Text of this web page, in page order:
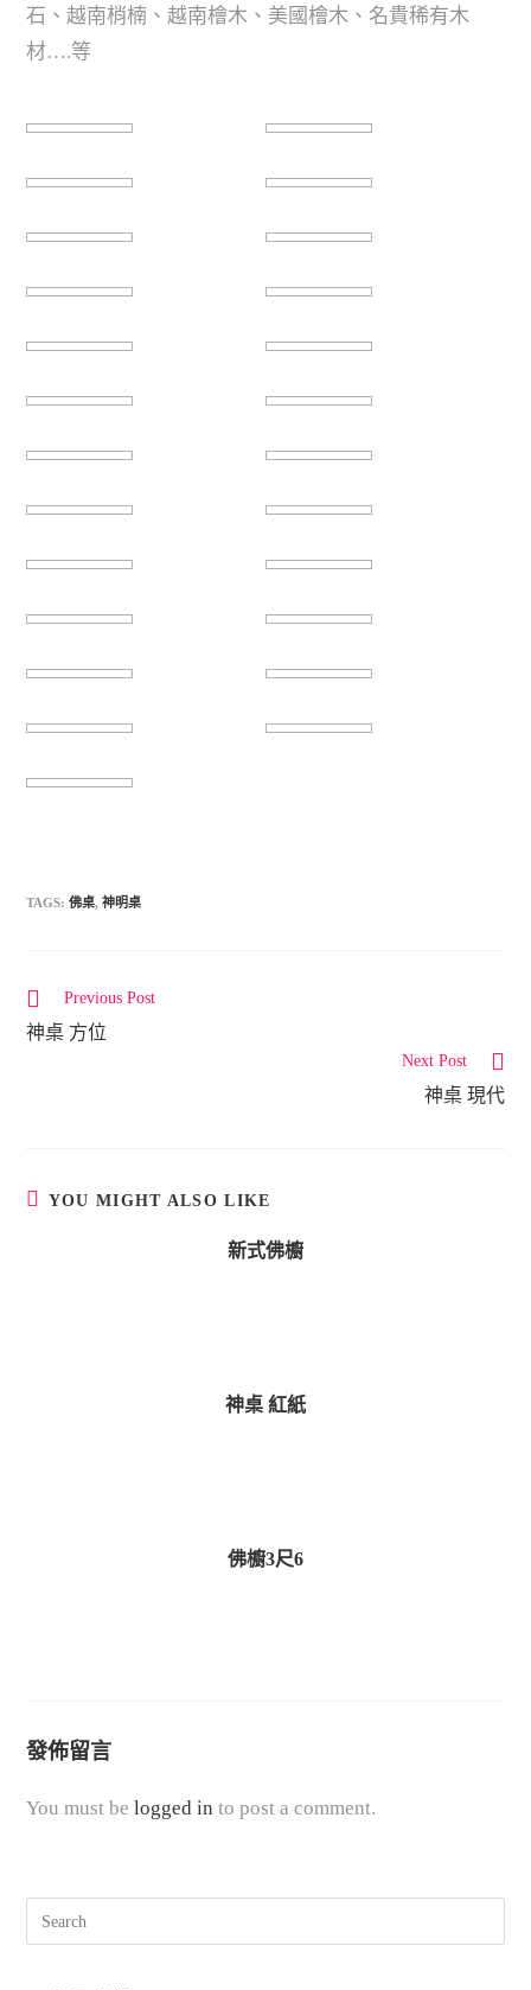
石、越南梢楠、越南檜木、美國檜木、名貴稀有木
材….等
TAGS:佛桌, 神明桌
C
o
u
Previous Post
神桌 方位
Next Post
神桌 現代
YOU MIGHT ALSO LIKE
新式佛櫥
神桌 紅紙
佛櫥3尺6
發佈留言
You must belogged in to post a comment.